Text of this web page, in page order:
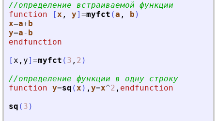
//определение встраиваемой функции
function
[x , y] =myfct (a , b )
x=a+ b
y=a- b
endfunction
[x , y] =myfct ( 3 , 2 )
//определение функции в одну строку
function y=sq (x ) , y=x^2 , endfunction
sq ( 3 )